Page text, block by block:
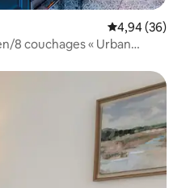
Note
4,94 (36)
8 couchages « Urban